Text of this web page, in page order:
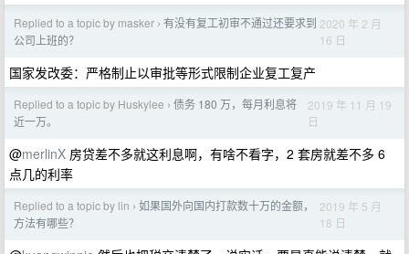
Replied to a topic by masker › 有没有复工初审不通过还要求到
公司上班的？
2020 年 2 月
16 日
国家发改委：严格制止以审批等形式限制企业复工复产
Replied to a topic by Huskylee › 债务 180 万，每月利息将
近一万。
2019 年 11 月 19
日
@merlinX 房贷差不多就这利息啊，有啥不看字，2 套房就差不多 6
点几的利率
Replied to a topic by lin › 如果国外向国内打款数十万的金额，
方法有哪些？
2019 年 5 月
18 日